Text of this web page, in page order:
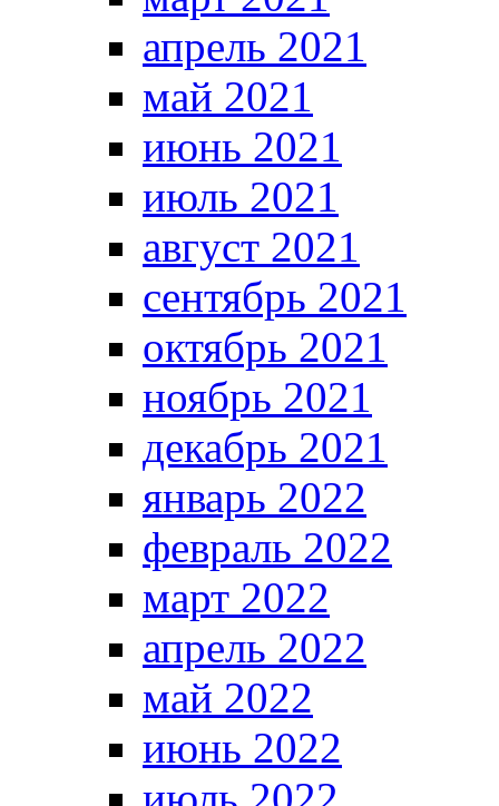
апрель 2021
май 2021
июнь 2021
июль 2021
август 2021
сентябрь 2021
октябрь 2021
ноябрь 2021
декабрь 2021
январь 2022
февраль 2022
март 2022
апрель 2022
май 2022
июнь 2022